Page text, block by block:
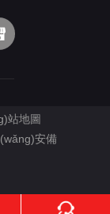
站地圖
安備